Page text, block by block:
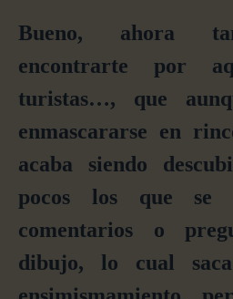
Bueno, ahora
encontrarte por
turistas…, que
enmascararse en
acaba siendo
pocos los que se
comentarios o
dibujo, lo cual